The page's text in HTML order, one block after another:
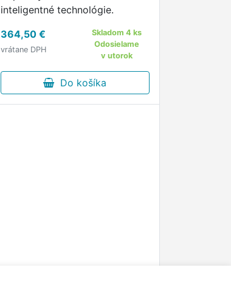
inteligentné technológie.
364,50 €
vrátane DPH
Skladom 4 ks
Odosielame
v utorok
Do košíka